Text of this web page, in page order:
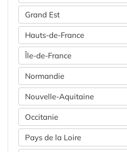
Grand Est
Hauts-de-France
Île-de-France
Normandie
Nouvelle-Aquitaine
Occitanie
Pays de la Loire